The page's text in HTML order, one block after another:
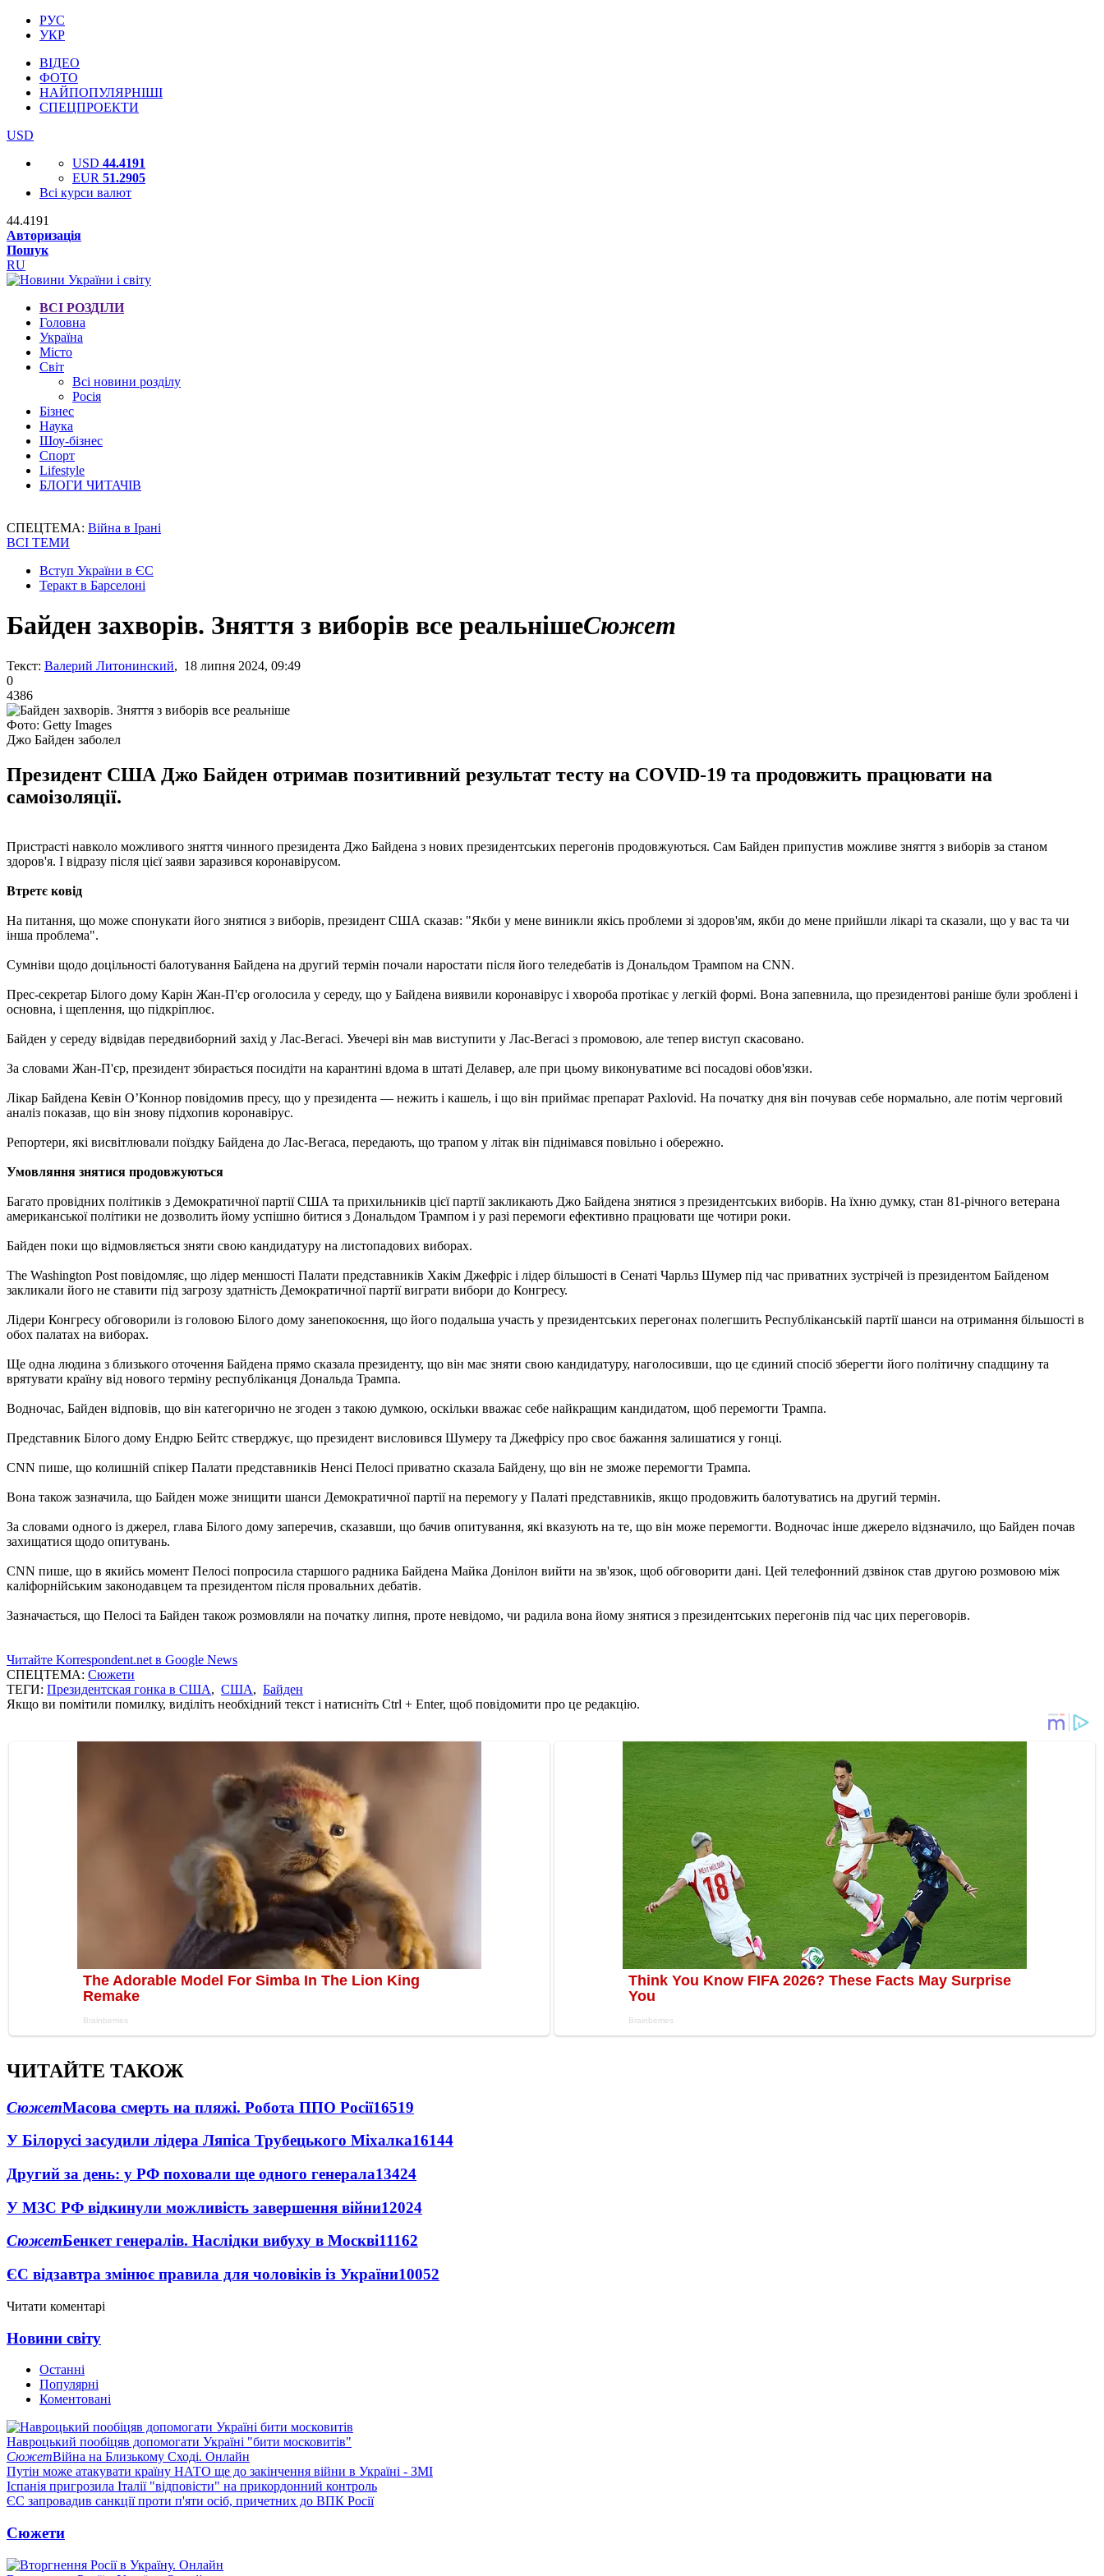
РУС
УКР
ВІДЕО
ФОТО
НАЙПОПУЛЯРНІШІ
СПЕЦПРОЕКТИ
USD
USD 44.4191
EUR 51.2905
Всі курси валют
44.4191
Авторизація
Пошук
RU
ВСІ РОЗДІЛИ
Головна
Україна
Місто
Світ
Всі новини розділу
Росія
Бізнес
Наука
Шоу-бізнес
Спорт
Lifestyle
БЛОГИ ЧИТАЧІВ
СПЕЦТЕМА: Війна в Ірані
ВСІ ТЕМИ
Вступ України в ЄС
Теракт в Барселоні
Байден захворів. Зняття з виборів все реальнішеСюжет
Текст: Валерий Литонинский, 18 липня 2024, 09:49
0
4386
Фото: Getty Images
Джо Байден заболел
Президент США Джо Байден отримав позитивний результат тесту на COVID-19 та продовжить працювати на
самоізоляції.
Пристрасті навколо можливого зняття чинного президента Джо Байдена з нових президентських перегонів продовжуються. Сам Байден припустив можливе зняття з виборів за станом
здоров'я. І відразу після цієї заяви заразився коронавірусом.
Втретє ковід
На питання, що може спонукати його знятися з виборів, президент США сказав: "Якби у мене виникли якісь проблеми зі здоров'ям, якби до мене прийшли лікарі та сказали, що у вас та чи
інша проблема".
Сумніви щодо доцільності балотування Байдена на другий термін почали наростати після його теледебатів із Дональдом Трампом на CNN.
Прес-секретар Білого дому Карін Жан-П'єр оголосила у середу, що у Байдена виявили коронавірус і хвороба протікає у легкій формі. Вона запевнила, що президентові раніше були зроблені і
основна, і щеплення, що підкріплює.
Байден у середу відвідав передвиборний захід у Лас-Вегасі. Увечері він мав виступити у Лас-Вегасі з промовою, але тепер виступ скасовано.
За словами Жан-П'єр, президент збирається посидіти на карантині вдома в штаті Делавер, але при цьому виконуватиме всі посадові обов'язки.
Лікар Байдена Кевін О’Коннор повідомив пресу, що у президента — нежить і кашель, і що він приймає препарат Paxlovid. На початку дня він почував себе нормально, але потім черговий
аналіз показав, що він знову підхопив коронавірус.
Репортери, які висвітлювали поїздку Байдена до Лас-Вегаса, передають, що трапом у літак він піднімався повільно і обережно.
Умовляння знятися продовжуються
Багато провідних політиків з Демократичної партії США та прихильників цієї партії закликають Джо Байдена знятися з президентських виборів. На їхню думку, стан 81-річного ветерана
американської політики не дозволить йому успішно битися з Дональдом Трампом і у разі перемоги ефективно працювати ще чотири роки.
Байден поки що відмовляється зняти свою кандидатуру на листопадових виборах.
The Washington Post повідомляє, що лідер меншості Палати представників Хакім Джефріс і лідер більшості в Сенаті Чарльз Шумер під час приватних зустрічей із президентом Байденом
закликали його не ставити під загрозу здатність Демократичної партії виграти вибори до Конгресу.
Лідери Конгресу обговорили із головою Білого дому занепокоєння, що його подальша участь у президентських перегонах полегшить Республіканській партії шанси на отримання більшості в
обох палатах на виборах.
Ще одна людина з близького оточення Байдена прямо сказала президенту, що він має зняти свою кандидатуру, наголосивши, що це єдиний спосіб зберегти його політичну спадщину та
врятувати країну від нового терміну республіканця Дональда Трампа.
Водночас, Байден відповів, що він категорично не згоден з такою думкою, оскільки вважає себе найкращим кандидатом, щоб перемогти Трампа.
Представник Білого дому Ендрю Бейтс стверджує, що президент висловився Шумеру та Джефрісу про своє бажання залишатися у гонці.
CNN пише, що колишній спікер Палати представників Ненсі Пелосі приватно сказала Байдену, що він не зможе перемогти Трампа.
Вона також зазначила, що Байден може знищити шанси Демократичної партії на перемогу у Палаті представників, якщо продовжить балотуватись на другий термін.
За словами одного із джерел, глава Білого дому заперечив, сказавши, що бачив опитування, які вказують на те, що він може перемогти. Водночас інше джерело відзначило, що Байден почав
захищатися щодо опитувань.
CNN пише, що в якийсь момент Пелосі попросила старшого радника Байдена Майка Донілон вийти на зв'язок, щоб обговорити дані. Цей телефонний дзвінок став другою розмовою між
каліфорнійським законодавцем та президентом після провальних дебатів.
Зазначається, що Пелосі та Байден також розмовляли на початку липня, проте невідомо, чи радила вона йому знятися з президентських перегонів під час цих переговорів.
Читайте Korrespondent.net в Google News
СПЕЦТЕМА: Сюжети
ТЕГИ: Президентская гонка в США, США, Байден
Якщо ви помітили помилку, виділіть необхідний текст і натисніть Ctrl + Enter, щоб повідомити про це редакцію.
ЧИТАЙТЕ ТАКОЖ
СюжетМасова смерть на пляжі. Робота ППО Росії16519
У Білорусі засудили лідера Ляпіса Трубецького Міхалка16144
Другий за день: у РФ поховали ще одного генерала13424
У МЗС РФ відкинули можливість завершення війни12024
СюжетБенкет генералів. Наслідки вибуху в Москві11162
ЄС відзавтра змінює правила для чоловіків із України10052
Читати коментарі
Новини світу
Останні
Популярні
Коментовані
Навроцький пообіцяв допомогати Україні "бити московитів"
СюжетВійна на Близькому Сході. Онлайн
Путін може атакувати країну НАТО ще до закінчення війни в Україні - ЗМІ
Іспанія пригрозила Італії "відповісти" на прикордонний контроль
ЄС запровадив санкції проти п'яти осіб, причетних до ВПК Росії
Сюжети